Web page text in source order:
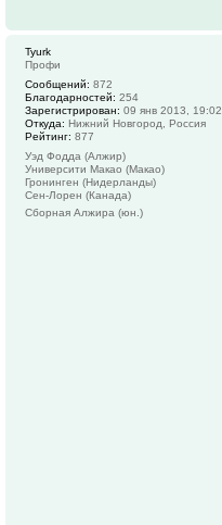
Tyurk
Профи
Сообщений: 872
Благодарностей: 254
Зарегистрирован: 09 янв 2013, 19:02
Откуда: Нижний Новгород, Россия
Рейтинг: 877
Уэд Фодда (Алжир)
Университи Макао (Макао)
Гронинген (Нидерланды)
Сен-Лорен (Канада)
Сборная Алжира (юн.)